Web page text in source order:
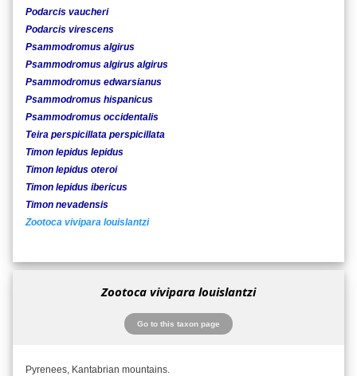
Podarcis vaucheri
Podarcis virescens
Psammodromus algirus
Psammodromus algirus algirus
Psammodromus edwarsianus
Psammodromus hispanicus
Psammodromus occidentalis
Teira perspicillata perspicillata
Timon lepidus lepidus
Timon lepidus oteroi
Timon lepidus ibericus
Timon nevadensis
Zootoca vivipara louislantzi
Zootoca vivipara louislantzi
Go to this taxon page
Pyrenees, Kantabrian mountains.